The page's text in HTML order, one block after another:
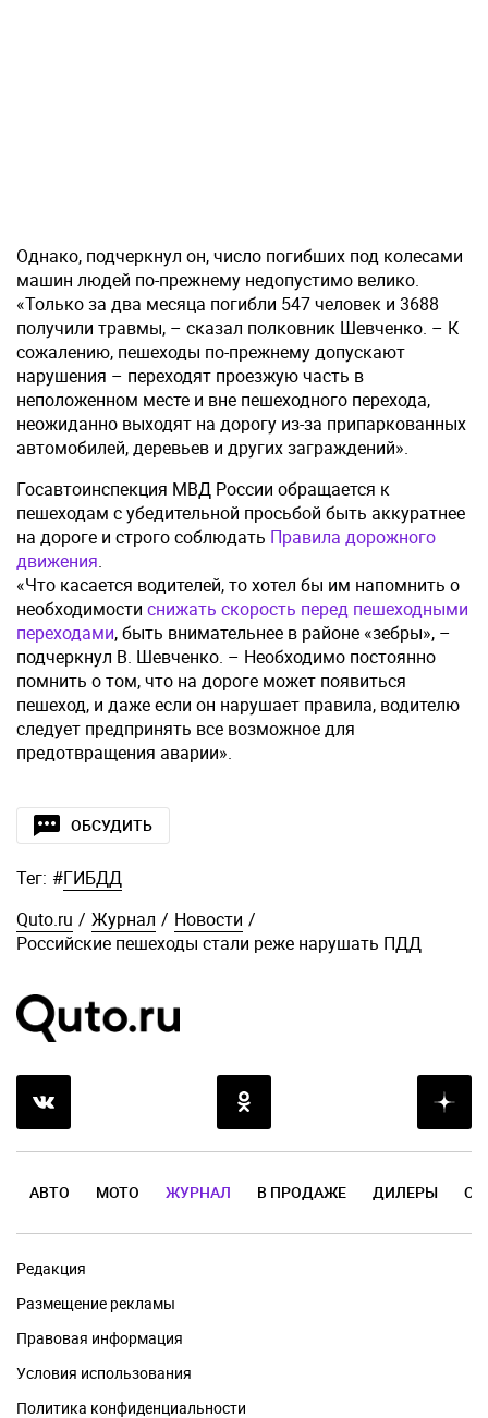
Однако, подчеркнул он, число погибших под колесами
машин людей по-прежнему недопустимо велико.
«Только за два месяца погибли 547 человек и 3688
получили травмы, – сказал полковник Шевченко. – К
сожалению, пешеходы по-прежнему допускают
нарушения – переходят проезжую часть в
неположенном месте и вне пешеходного перехода,
неожиданно выходят на дорогу из-за припаркованных
автомобилей, деревьев и других заграждений».
Госавтоинспекция МВД России обращается к
пешеходам с убедительной просьбой быть аккуратнее
на дороге и строго соблюдать Правила дорожного
движения.
«Что касается водителей, то хотел бы им напомнить о
необходимости снижать скорость перед пешеходными
переходами, быть внимательнее в районе «зебры», –
подчеркнул В. Шевченко. – Необходимо постоянно
помнить о том, что на дороге может появиться
пешеход, и даже если он нарушает правила, водителю
следует предпринять все возможное для
предотвращения аварии».
ОБСУДИТЬ
Тег: #ГИБДД
Quto.ru / Журнал / Новости /
Российские пешеходы стали реже нарушать ПДД
АВТО МОТО ЖУРНАЛ В ПРОДАЖЕ ДИЛЕРЫ
Редакция
Размещение рекламы
Правовая информация
Условия использования
Политика конфиденциальности